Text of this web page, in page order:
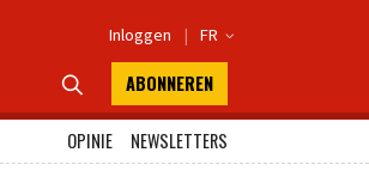
Inloggen | FR 
 ABONNEREN
OPINIE
NEWSLETTERS